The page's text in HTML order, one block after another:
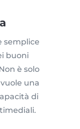
semplice
buoni
è solo
una
di